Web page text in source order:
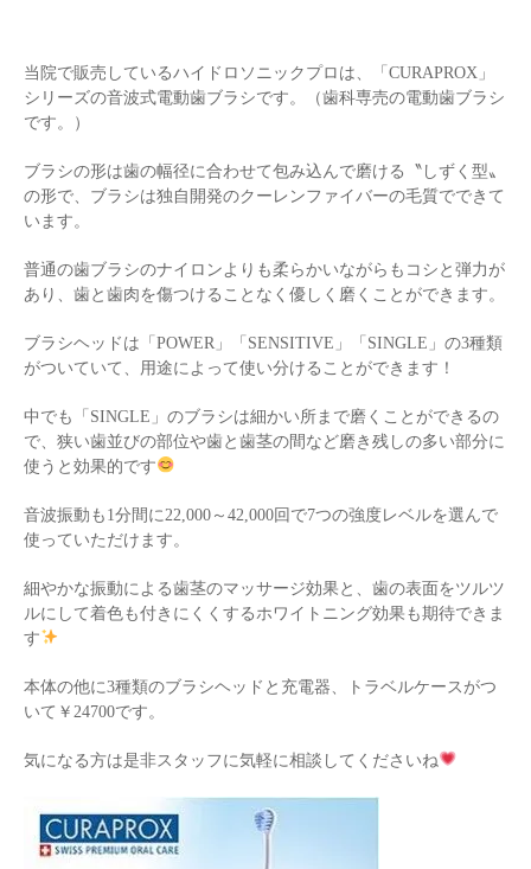
当院で販売しているハイドロソニックプロは、「CURAPROX」
シリーズの音波式電動歯ブラシです。（歯科専売の電動歯ブラシ
です。）
ブラシの形は歯の幅径に合わせて包み込んで磨ける〝しずく型〟
の形で、ブラシは独自開発のクーレンファイバーの毛質でできて
います。
普通の歯ブラシのナイロンよりも柔らかいながらもコシと弾力が
あり、歯と歯肉を傷つけることなく優しく磨くことができます。
ブラシヘッドは「POWER」「SENSITIVE」「SINGLE」の3種類
がついていて、用途によって使い分けることができます！
中でも「SINGLE」のブラシは細かい所まで磨くことができるの
で、狭い歯並びの部位や歯と歯茎の間など磨き残しの多い部分に
使うと効果的です
音波振動も1分間に22,000～42,000回で7つの強度レベルを選んで
使っていただけます。
細やかな振動による歯茎のマッサージ効果と、歯の表面をツルツ
ルにして着色も付きにくくするホワイトニング効果も期待できま
す
本体の他に3種類のブラシヘッドと充電器、トラベルケースがつ
いて￥24700です。
気になる方は是非スタッフに気軽に相談してくださいね